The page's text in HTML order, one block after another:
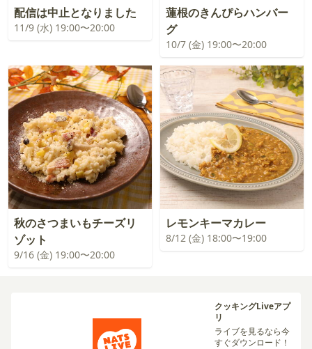
配信は中止となりました
11/9 (水) 19:00〜20:00
蓮根のきんぴらハンバー
グ
10/7 (金) 19:00〜20:00
秋のさつまいもチーズリ
ゾット
9/16 (金) 19:00〜20:00
レモンキーマカレー
8/12 (金) 18:00〜19:00
クッキングLiveアプ
リ
ライブを見るなら今
すぐダウンロード！